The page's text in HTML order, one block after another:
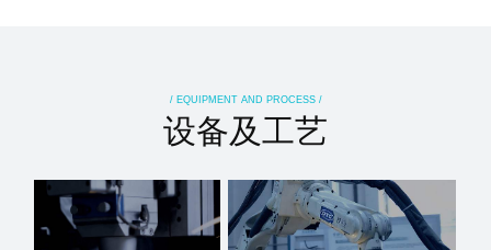
/ EQUIPMENT AND PROCESS /
设备及工艺